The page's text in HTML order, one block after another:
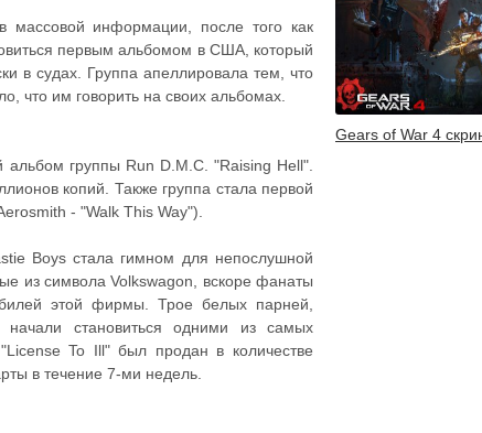
массовой информации, после того как
первым альбомом в США, который
в судах. Группа апеллировала тем, что
что им говорить на своих альбомах.
группы Run D.M.C. "Raising Hell".
копий. Также группа стала первой
- "Walk This Way").
Boys стала гимном для непослушной
из символа Volkswagon, вскоре фанаты
этой фирмы. Трое белых парней,
становиться одними из самых
To Ill" был продан в количестве
в течение 7-ми недель.
Gears of War 4